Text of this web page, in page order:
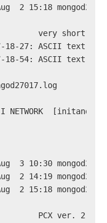
15:18
very short file
18-27: ASCII text,
18-54: ASCII text,
I NETWORK
3 10:30
14:19
15:18
PCX ver. 2.5